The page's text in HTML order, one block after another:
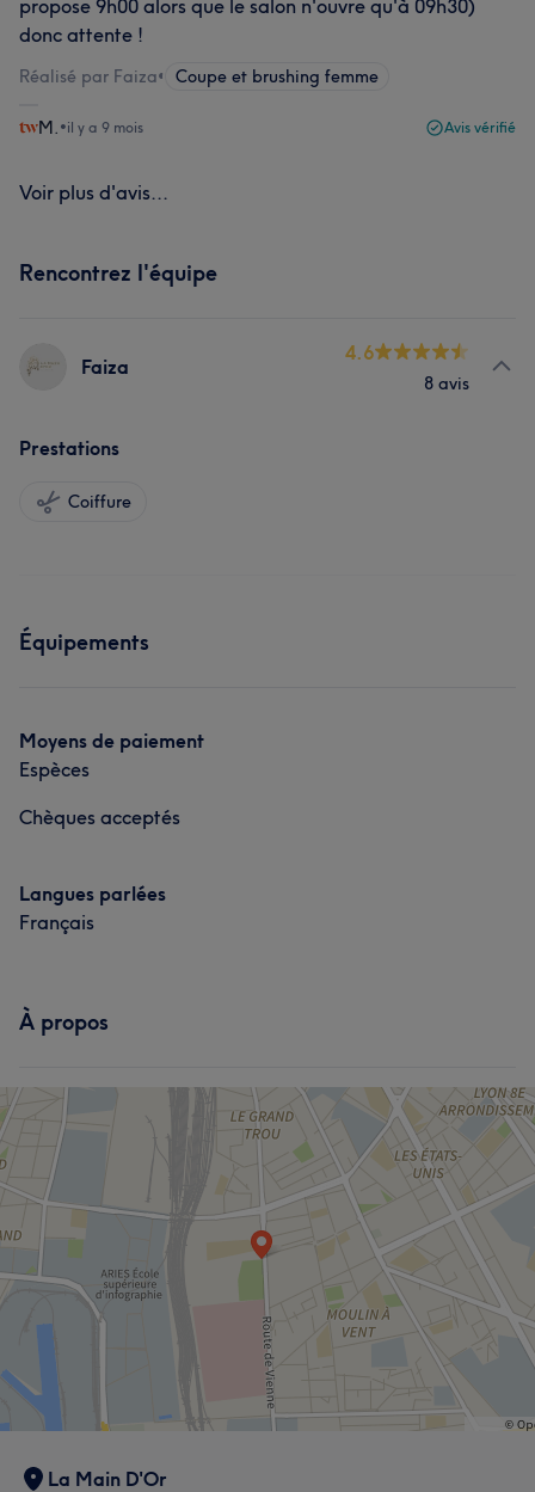
propose 9h00 alors que le salon n'ouvre qu'à 09h30)
donc attente !
Réalisé par Faiza• Coupe et brushing femme
M. •il y a 9 mois Avis vérifié
Voir plus d'avis...
Rencontrez l'équipe
Faiza
4.6
8 avis
Prestations
Coiffure
Équipements
Moyens de paiement
Espèces
Chèques acceptés
Langues parlées
Français
À propos
La Main D'Or